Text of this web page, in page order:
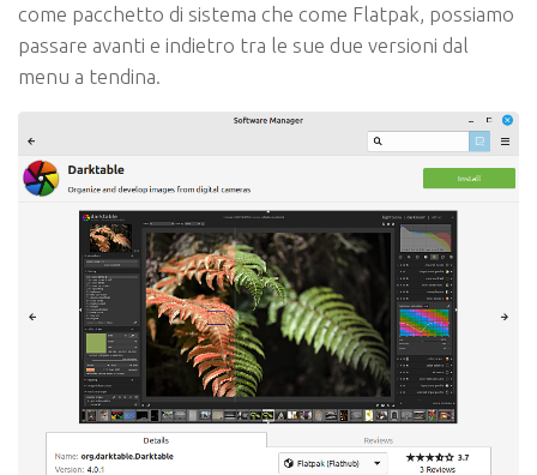
come pacchetto di sistema che come Flatpak, possiamo
passare avanti e indietro tra le sue due versioni dal
menu a tendina.